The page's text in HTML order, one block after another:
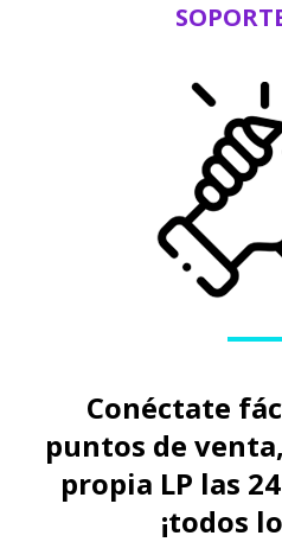
Conéctate
puntos de
propia LP las
¡todos